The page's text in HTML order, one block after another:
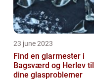
23 june 2023
Find en glarmester i
Bagsværd og Herlev til
dine glasproblemer